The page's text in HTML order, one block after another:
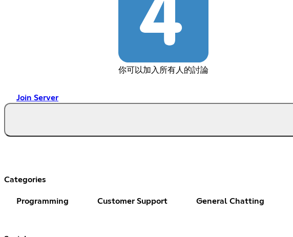
你可以加入所有人的討論
Join Server
Categories
Programming Customer Support General Chatting